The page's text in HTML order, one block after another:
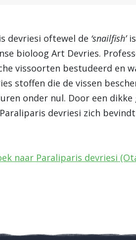
devriesi oftewel de ‘snailfish’is
bioloog Art Devries.
vissoorten bestudeerd en
stoffen die de vissen
onder nul. Door een
devriesi zich
naar Paraliparis devriesi